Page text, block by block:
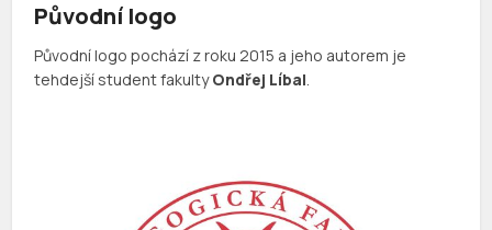
Původní logo
Původní logo pochází z roku 2015 a jeho autorem je
tehdejší student fakultyOndřej Líbal.